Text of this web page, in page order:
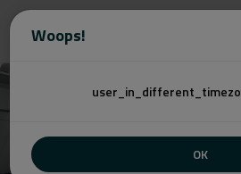
Woops!
OK